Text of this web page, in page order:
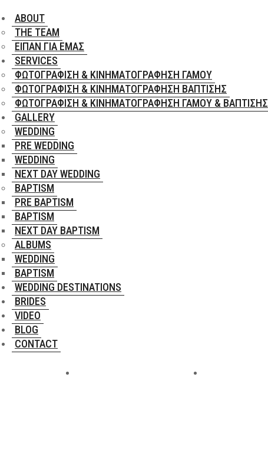
ABOUT
THE TEAM
ΕΊΠΑΝ ΓΙΑ ΕΜΆΣ
SERVICES
ΦΩΤΟΓΡΆΦΙΣΗ & ΚΙΝΗΜΑΤΟΓΡΆΦΗΣΗ ΓΆΜΟΥ
ΦΩΤΟΓΡΆΦΙΣΗ & ΚΙΝΗΜΑΤΟΓΡΆΦΗΣΗ ΒΆΠΤΙΣΗΣ
ΦΩΤΟΓΡΆΦΙΣΗ & ΚΙΝΗΜΑΤΟΓΡΆΦΗΣΗ ΓΆΜΟΥ & ΒΆΠΤΙΣΗΣ
GALLERY
WEDDING
PRE WEDDING
WEDDING
NEXT DAY WEDDING
BAPTISM
PRE BAPTISM
BAPTISM
NEXT DAY BAPTISM
ALBUMS
WEDDING
BAPTISM
WEDDING DESTINATIONS
BRIDES
VIDEO
BLOG
CONTACT